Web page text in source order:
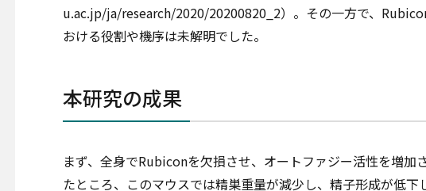
u.ac.jp/ja/research/2020/20200820_2）。その一方で、
おける役割や機序は未解明でした。
本研究の成果
まず、全身でRubiconを欠損させ、オートファジー活性を増加
たところ、このマウスでは精巣重量が減少し、精子形成が低下